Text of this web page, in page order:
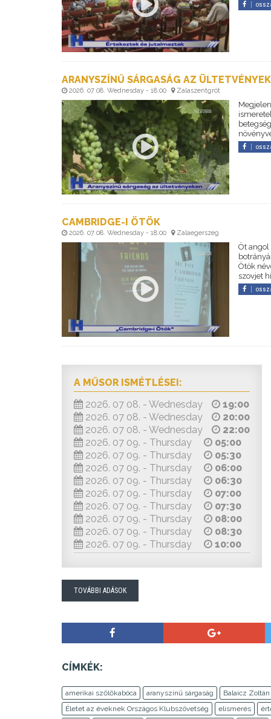
ARANYSZÍNŰ SÁRGASÁG AZ
2026. 07 08. Wednesday - 18:00 Zalaszentgrót
CAMBRIDGE-I ÖTÖK
2026. 07 08. Wednesday - 18:00 Zalaegerszeg
Öt
Ötök
szovjet
A MŰSOR ISMÉTLÉSEI:
2026. 07 08. - Wednesday
19:00
2026. 07 08. - Wednesday
20:00
2026. 07 08. - Wednesday
22:00
2026. 07 09. - Thursday
05:00
2026. 07 09. - Thursday
05:30
2026. 07 09. - Thursday
06:00
2026. 07 09. - Thursday
06:30
2026. 07 09. - Thursday
07:00
2026. 07 09. - Thursday
07:30
2026. 07 09. - Thursday
08:00
2026. 07 09. - Thursday
08:30
2026. 07 09. - Thursday
10:00
TOVÁBBI ADÁSOK
CÍMKÉK:
amerikai szőlőkabóca aranyszínű sárgaság Balaicz Zoltán
Életet az éveknek Országos Klubszövetség
elismerés